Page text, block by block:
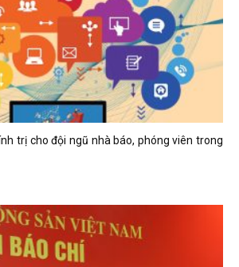
trị cho đội ngũ nhà báo, phóng viên trong